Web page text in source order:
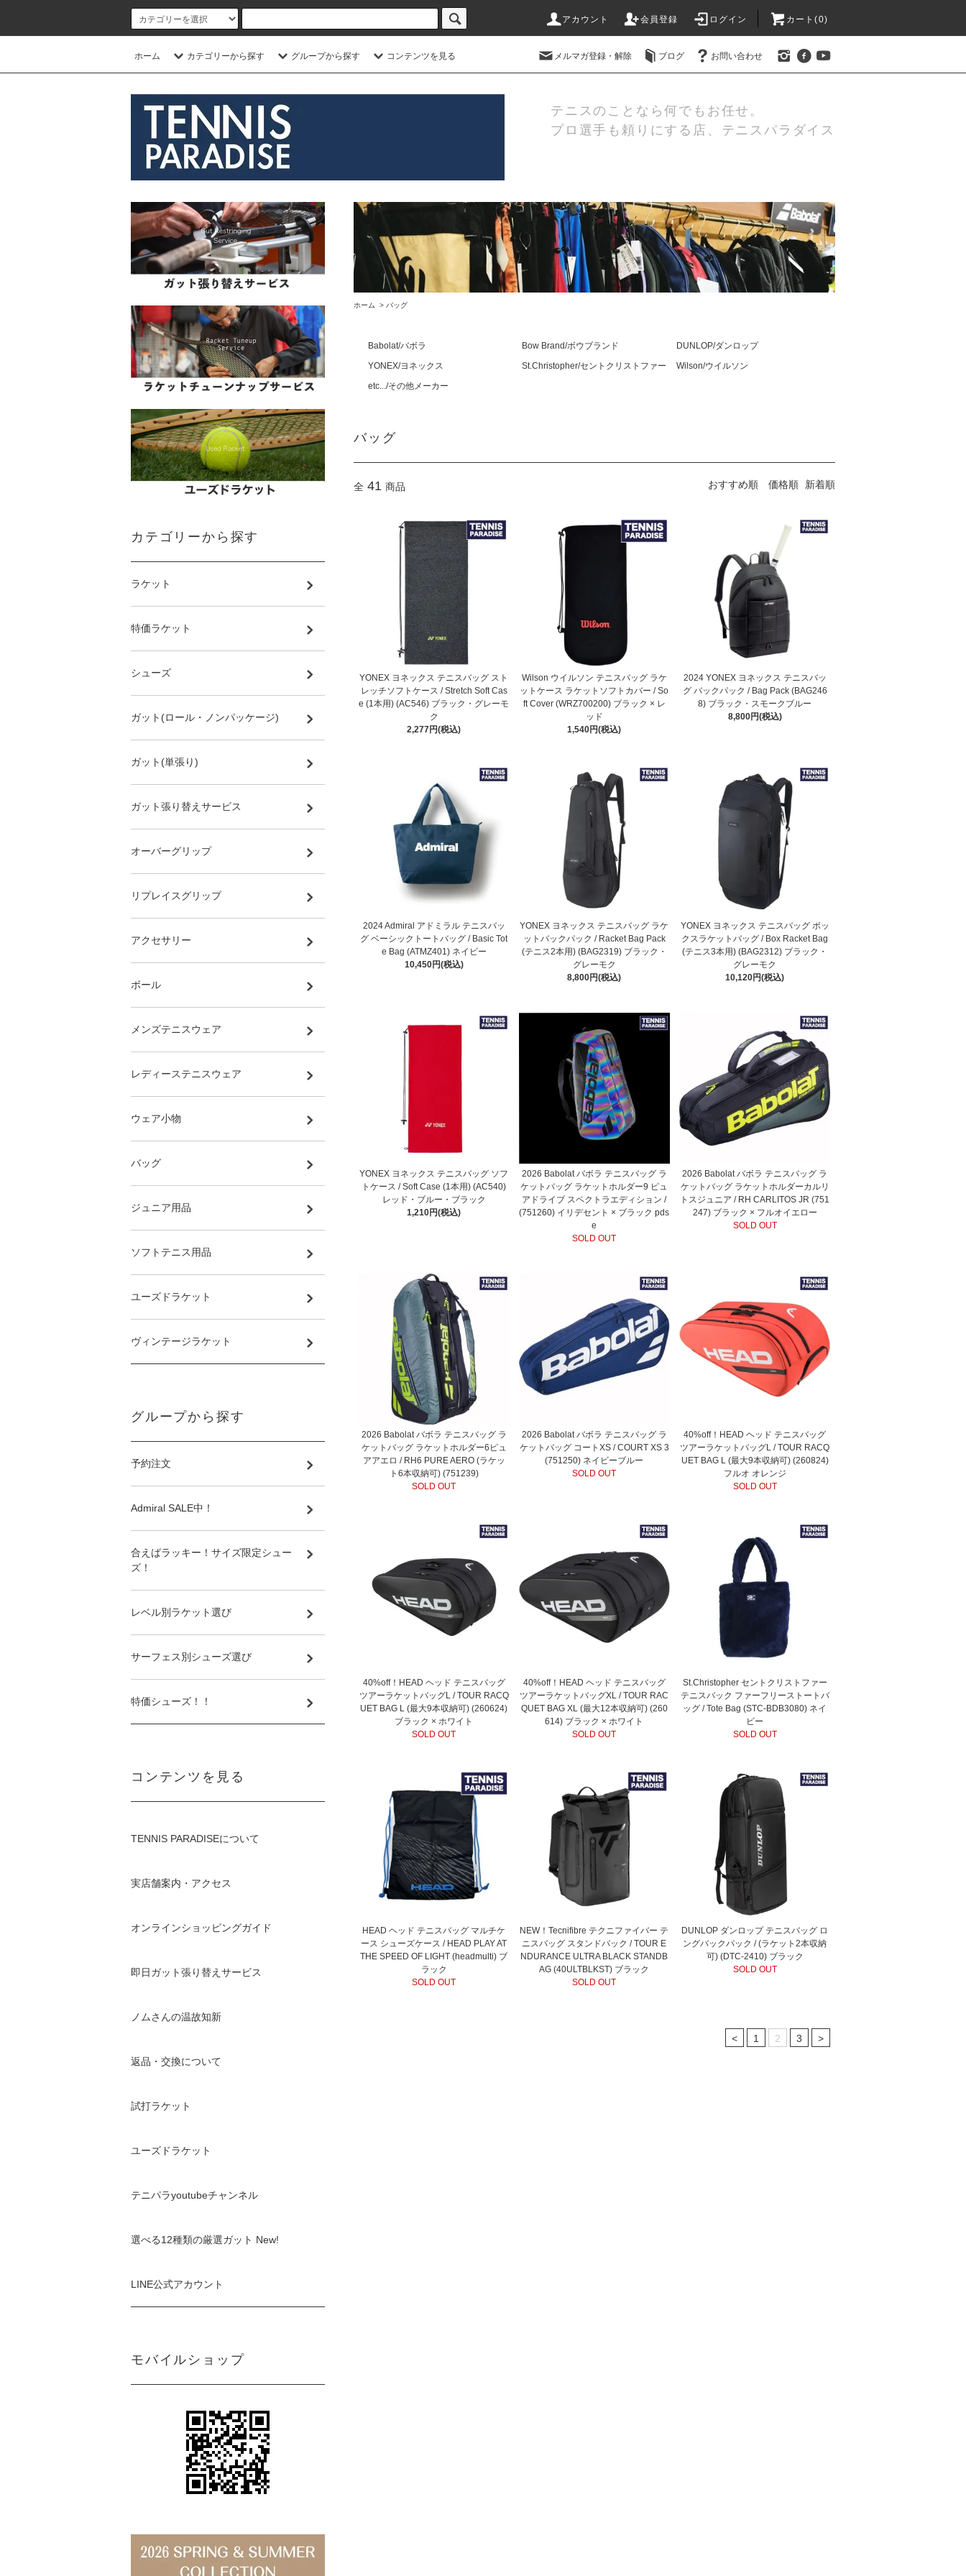
アカウント 会員登録 ログイン カート(0)
ホーム カテゴリーから探す グループから探す コンテンツを見る メルマガ登録・解除 ブログ お問い合わせ
テニスのことなら何でもお任せ。
プロ選手も頼りにする店、テニスパラダイス
ホーム > バッグ
Babolat/バボラ Bow Brand/ボウブランド
DUNLOP/ダンロップ
YONEX/ヨネックス
St.Christopher/セントクリストファー
Wilson/ウイルソン
etc.../その他メーカー
バッグ
全 41 商品 おすすめ順 価格順 新着順
YONEX ヨネックス テニスバッグ スト
レッチソフトケース / Stretch Soft Cas
e (1本用) (AC546) ブラック・グレーモ
ク
2,277円(税込)
Wilson ウイルソン テニスバッグ ラケ
ットケース ラケットソフトカバー / So
ft Cover (WRZ700200) ブラック × レ
ッド
1,540円(税込)
2024 YONEX ヨネックス テニスバッ
グ バックパック / Bag Pack (BAG246
8) ブラック・スモークブルー
8,800円(税込)
2024 Admiral アドミラル テニスバッ
グ ベーシックトートバッグ / Basic Tot
e Bag (ATMZ401) ネイビー
10,450円(税込)
YONEX ヨネックス テニスバッグ ラケ
ットバックパック / Racket Bag Pack
(テニス2本用) (BAG2319) ブラック・
グレーモク
8,800円(税込)
YONEX ヨネックス テニスバッグ ボッ
クスラケットバッグ / Box Racket Bag
(テニス3本用) (BAG2312) ブラック・
グレーモク
10,120円(税込)
YONEX ヨネックス テニスバッグ ソフ
トケース / Soft Case (1本用) (AC540)
レッド・ブルー・ブラック
1,210円(税込)
2026 Babolat バボラ テニスバッグ ラ
ケットバッグ ラケットホルダー9 ピュ
アドライブ スペクトラエディション /
(751260) イリデセント × ブラック pds
e
SOLD OUT
2026 Babolat バボラ テニスバッグ ラ
ケットバッグ ラケットホルダーカルリ
トスジュニア / RH CARLITOS JR (751
247) ブラック × フルオイエロー
SOLD OUT
2026 Babolat バボラ テニスバッグ ラ
ケットバッグ ラケットホルダー6ピュ
アアエロ / RH6 PURE AERO (ラケッ
ト6本収納可) (751239)
SOLD OUT
2026 Babolat バボラ テニスバッグ ラ
ケットバッグ コートXS / COURT XS 3
(751250) ネイビーブルー
SOLD OUT
40%off！HEAD ヘッド テニスバッグ
ツアーラケットバッグL / TOUR RACQ
UET BAG L (最大9本収納可) (260824)
フルオ オレンジ
SOLD OUT
40%off！HEAD ヘッド テニスバッグ
ツアーラケットバッグL / TOUR RACQ
UET BAG L (最大9本収納可) (260624)
ブラック × ホワイト
SOLD OUT
40%off！HEAD ヘッド テニスバッグ
ツアーラケットバッグXL / TOUR RAC
QUET BAG XL (最大12本収納可) (260
614) ブラック × ホワイト
SOLD OUT
St.Christopher セントクリストファー
テニスバック ファーフリーストートバ
ッグ / Tote Bag (STC-BDB3080) ネイ
ビー
SOLD OUT
HEAD ヘッド テニスバッグ マルチケ
ース シューズケース / HEAD PLAY AT
THE SPEED OF LIGHT (headmulti) ブ
ラック
SOLD OUT
NEW！Tecnifibre テクニファイバー テ
ニスバッグ スタンドバック / TOUR E
NDURANCE ULTRA BLACK STANDB
AG (40ULTBLKST) ブラック
SOLD OUT
DUNLOP ダンロップ テニスバッグ ロ
ングバックパック / (ラケット2本収納
可) (DTC-2410) ブラック
SOLD OUT
< 1 2 3 >
カテゴリーから探す
ラケット
特価ラケット
シューズ
ガット(ロール・ノンパッケージ)
ガット(単張り)
ガット張り替えサービス
オーバーグリップ
リプレイスグリップ
アクセサリー
ボール
メンズテニスウェア
レディーステニスウェア
ウェア小物
バッグ
ジュニア用品
ソフトテニス用品
ユーズドラケット
ヴィンテージラケット
グループから探す
予約注文
Admiral SALE中！
合えばラッキー！サイズ限定シュー
ズ！
レベル別ラケット選び
サーフェス別シューズ選び
特価シューズ！！
コンテンツを見る
TENNIS PARADISEについて
実店舗案内・アクセス
オンラインショッピングガイド
即日ガット張り替えサービス
ノムさんの温故知新
返品・交換について
試打ラケット
ユーズドラケット
テニパラyoutubeチャンネル
選べる12種類の厳選ガット New!
LINE公式アカウント
モバイルショップ